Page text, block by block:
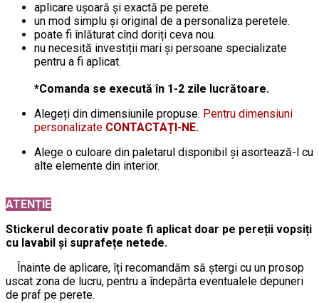
aplicare ușoară și exactă pe perete.
un mod simplu și original de a personaliza peretele.
poate fi înlăturat cînd doriți ceva nou.
nu necesită investiții mari și persoane specializate
pentru a fi aplicat.
*Comanda se execută în 1-2 zile lucrătoare.
Alegeți din dimensiunile propuse. Pentru dimensiuni
personalizate CONTACTAȚI-NE.
Alege o culoare din paletarul disponibil și asortează-l cu
alte elemente din interior.
ATENȚIE
Stickerul decorativ poate fi aplicat doar pe pereții vopsiți
cu lavabil și suprafețe netede.
Înainte de aplicare, îți recomandăm să ștergi cu un prosop
uscat zona de lucru, pentru a îndepărta eventualele depuneri
de praf pe perete.